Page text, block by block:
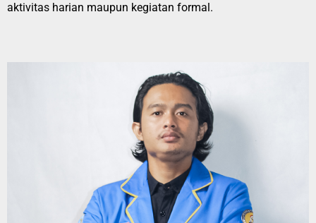
aktivitas harian maupun kegiatan formal.